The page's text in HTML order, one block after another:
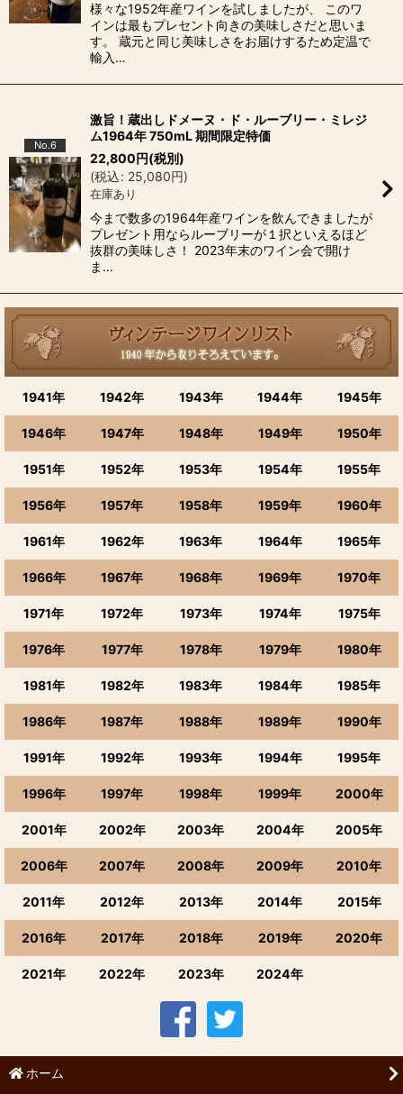
様々な1952年産ワインを試しましたが、 このワ
インは最もプレセント向きの美味しさだと思いま
す。 蔵元と同じ美味しさをお届けするため定温で
輸入…
No.6
激旨！蔵出しドメーヌ・ド・ルーブリー・ミレジ
ム1964年 750mL 期間限定特価
22,800円(税別)
(税込: 25,080円)
在庫あり
今まで数多の1964年産ワインを飲んできましたが
プレゼント用ならルーブリーが１択といえるほど
抜群の美味しさ！ 2023年末のワイン会で開け
ま…
1941年 1942年 1943年 1944年 1945年
1946年 1947年 1948年 1949年 1950年
1951年 1952年 1953年 1954年 1955年
1956年 1957年 1958年 1959年 1960年
1961年 1962年 1963年 1964年 1965年
1966年 1967年 1968年 1969年 1970年
1971年 1972年 1973年 1974年 1975年
1976年 1977年 1978年 1979年 1980年
1981年 1982年 1983年 1984年 1985年
1986年 1987年 1988年 1989年 1990年
1991年 1992年 1993年 1994年 1995年
1996年 1997年 1998年 1999年 2000年
2001年 2002年 2003年 2004年 2005年
2006年 2007年 2008年 2009年 2010年
2011年 2012年 2013年 2014年 2015年
2016年 2017年 2018年 2019年 2020年
2021年 2022年 2023年 2024年
ホーム